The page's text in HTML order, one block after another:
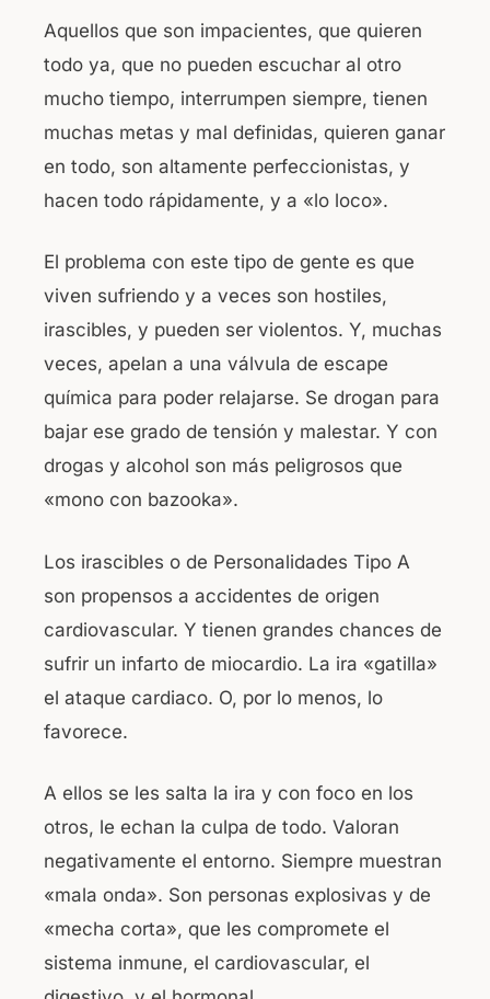
Aquellos que son impacientes, que quieren
todo ya, que no pueden escuchar al otro
mucho tiempo, interrumpen siempre, tienen
muchas metas y mal definidas, quieren ganar
en todo, son altamente perfeccionistas, y
hacen todo rápidamente, y a «lo loco».
El problema con este tipo de gente es que
viven sufriendo y a veces son hostiles,
irascibles, y pueden ser violentos. Y, muchas
veces, apelan a una válvula de escape
química para poder relajarse. Se drogan para
bajar ese grado de tensión y malestar. Y con
drogas y alcohol son más peligrosos que
«mono con bazooka».
Los irascibles o de Personalidades Tipo A
son propensos a accidentes de origen
cardiovascular. Y tienen grandes chances de
sufrir un infarto de miocardio. La ira «gatilla»
el ataque cardiaco. O, por lo menos, lo
favorece.
A ellos se les salta la ira y con foco en los
otros, le echan la culpa de todo. Valoran
negativamente el entorno. Siempre muestran
«mala onda». Son personas explosivas y de
«mecha corta», que les compromete el
sistema inmune, el cardiovascular, el